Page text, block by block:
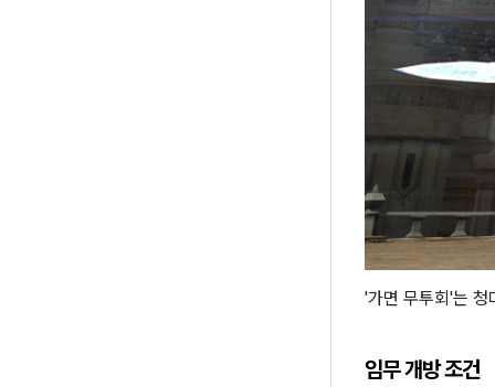
'가면 무투회'는 청
임무 개방 조건